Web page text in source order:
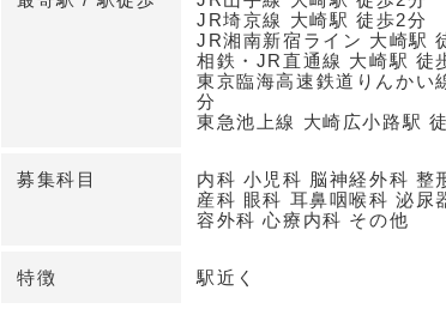
再開発が進む大崎エリアで駅近・大通り沿いの特
利用者への露出が見込めるため集患力に寄与が期
詳細はお問い合わせください
JR埼京線 大崎駅 徒歩2分
JR湘南新宿ライン 大崎駅
相鉄・JR直通線 大崎駅 徒
東京臨海高速鉄道りんかい
分
東急池上線 大崎広小路駅
募集科目
内科 小児科 脳神経外科 整
産科 眼科 耳鼻咽喉科 泌尿
容外科 心療内科 その他
特徴 駅近く